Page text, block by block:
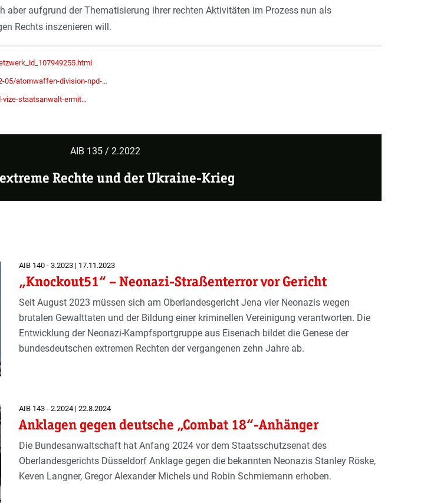
aber aufgrund der Thematisierung ihrer rechten Aktivitäten im Prozess nun als
Rechts inszenieren will.
05/atomwaffen-division-npd-…
vize-staatsanwalt-ermit…
AIB 135 / 2.2022
Rechte und der Ukraine-Krieg
AIB 140 - 3.2023 | 17.11.2023
„Knockout51“ – Neonazi-Straßenterror vor Gericht
Seit August 2023 müssen sich am Oberlandesgericht Jena vier Neonazis wegen
brutalen Gewalttaten und der Bildung einer kriminellen Vereinigung verantworten. Die
Entwicklung der Neonazi-Kampfsportgruppe aus Eisenach bildet die Genese der
bundesdeutschen extremen Rechten der vergangenen zehn Jahre ab.
AIB 143 - 2.2024 | 22.8.2024
Anklagen gegen deutsche „Combat 18“-Anhänger
Die Bundesanwaltschaft hat Anfang 2024 vor dem Staatsschutzsenat des
Oberlandesgerichts Düsseldorf Anklage gegen die bekannten Neonazis Stanley Röske,
Keven Langner, Gregor Alexander Michels und Robin Schmiemann erhoben.